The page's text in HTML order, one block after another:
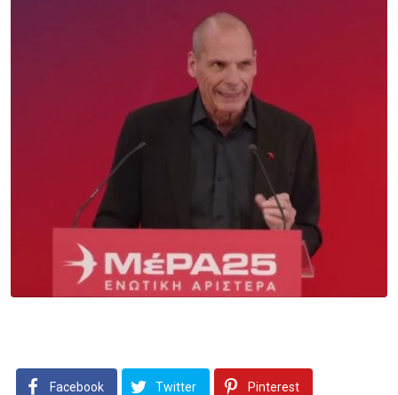
Facebook Twitter Pinterest